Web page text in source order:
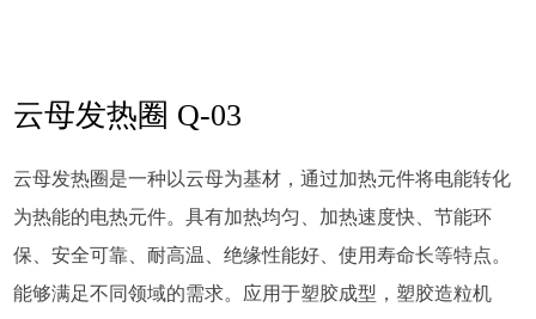
云母发热圈 Q-03
云母发热圈是一种以云母为基材，通过加热元件将电能转化
为热能的电热元件。具有加热均匀、加热速度快、节能环
保、安全可靠、耐高温、绝缘性能好、使用寿命长等特点。
能够满足不同领域的需求。应用于塑胶成型，塑胶造粒机